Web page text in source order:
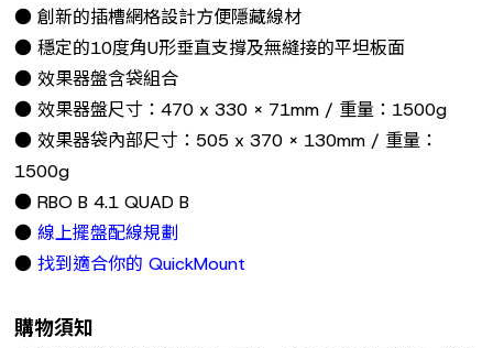
● 創新的插槽網格設計方便隱藏線材
● 穩定的10度角U形垂直支撐及無縫接的平坦板面
● 效果器盤含袋組合
● 效果器盤尺寸：470 x 330 x 71mm / 重量：1500g
● 效果器袋內部尺寸：505 x 370 x 130mm / 重量：
1500g
● RBO B 4.1 QUAD B
●線上擺盤配線規劃
●找到適合你的 QuickMount
購物須知